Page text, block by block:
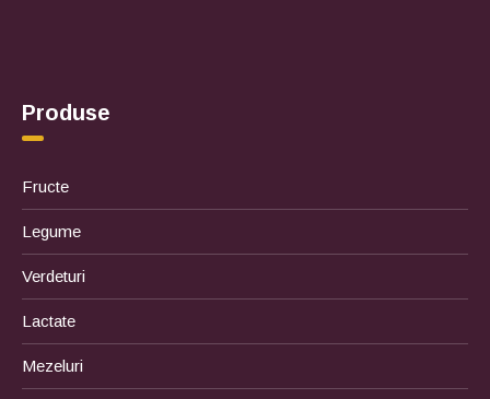
Produse
Fructe
Legume
Verdeturi
Lactate
Mezeluri